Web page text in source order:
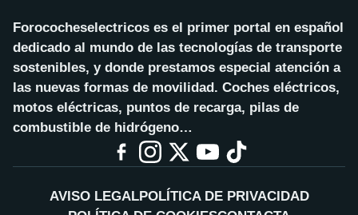
Forococheselectricos es el primer portal en español
dedicado al mundo de las tecnologías de transporte
sostenibles, y donde prestamos especial atención a
las nuevas formas de movilidad. Coches eléctricos,
motos eléctricas, puntos de recarga, pilas de
combustible de hidrógeno…
AVISO LEGALPOLÍTICA DE PRIVACIDAD